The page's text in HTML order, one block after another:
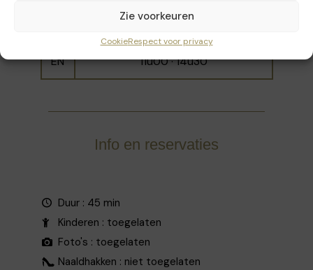
Zie voorkeuren
CookieRespect voor privacy
EN 11u00 · 14u30
Info en reservaties
Duur : 45 min
Kinderen : toegelaten
Foto's : toegelaten
Naaldhakken : niet toegelaten